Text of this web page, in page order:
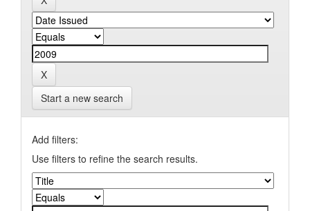
Start a new search
Add filters:
Use filters to refine the search results.